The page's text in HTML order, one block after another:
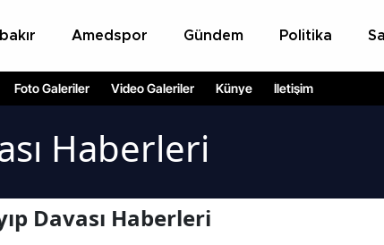
Amedspor Gündem Politika
Foto Galeriler Video Galeriler Künye İletişim
Haberleri
Davası Haberleri